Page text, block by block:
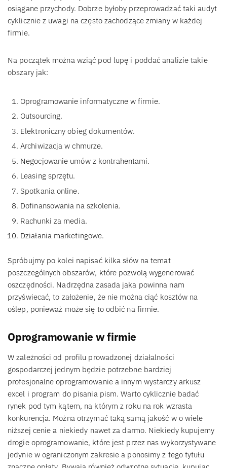
osiągane przychody. Dobrze byłoby przeprowadzać taki audyt
cyklicznie z uwagi na często zachodzące zmiany w każdej
firmie.
Na początek można wziąć pod lupę i poddać analizie takie
obszary jak:
Oprogramowanie informatyczne w firmie.
Outsourcing.
Elektroniczny obieg dokumentów.
Archiwizacja w chmurze.
Negocjowanie umów z kontrahentami.
Leasing sprzętu.
Spotkania online.
Dofinansowania na szkolenia.
Rachunki za media.
Działania marketingowe.
Spróbujmy po kolei napisać kilka słów na temat
poszczególnych obszarów, które pozwolą wygenerować
oszczędności. Nadrzędna zasada jaka powinna nam
przyświecać, to założenie, że nie można ciąć kosztów na
oślep, ponieważ może się to odbić na firmie.
Oprogramowanie w firmie
W zależności od profilu prowadzonej działalności
gospodarczej jednym będzie potrzebne bardziej
profesjonalne oprogramowanie a innym wystarczy arkusz
excel i program do pisania pism. Warto cyklicznie badać
rynek pod tym kątem, na którym z roku na rok wzrasta
konkurencja. Można otrzymać taką samą jakość w o wiele
niższej cenie a niekiedy nawet za darmo. Niekiedy kupujemy
drogie oprogramowanie, które jest przez nas wykorzystywane
jedynie w ograniczonym zakresie a ponosimy z tego tytułu